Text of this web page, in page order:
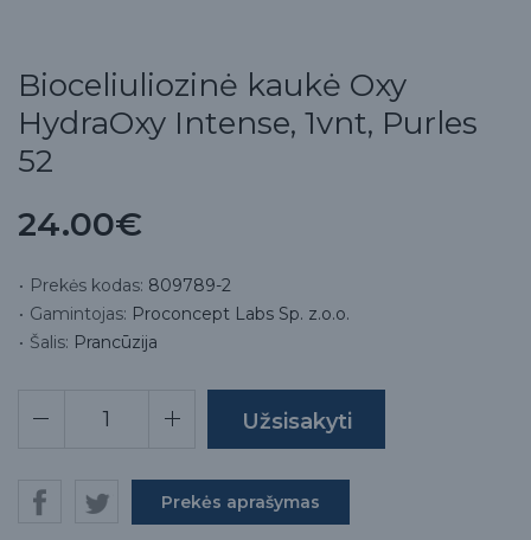
Bioceliuliozinė kaukė Oxy
HydraOxy Intense, 1vnt, Purles
52
24.00€
Prekės kodas: 809789-2
Gamintojas: Proconcept Labs Sp. z.o.o.
Šalis: Prancūzija
Prekės aprašymas